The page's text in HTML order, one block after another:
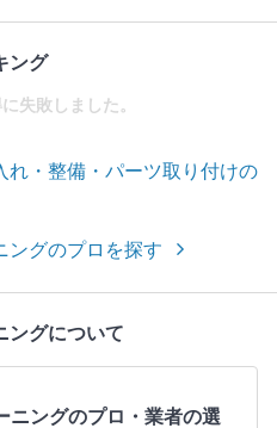
ング
失敗しました。
れ・整備・パーツ取り付けの
ングのプロを探す
ングについて
ニングのプロ・業者の選